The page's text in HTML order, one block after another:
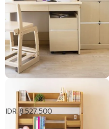
Meja Belajar Anak | Shiro Set
IDR 8.527.500